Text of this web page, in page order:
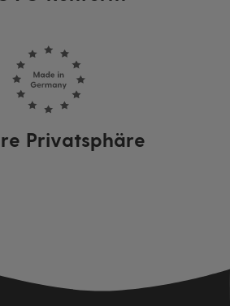
Privatsphäre